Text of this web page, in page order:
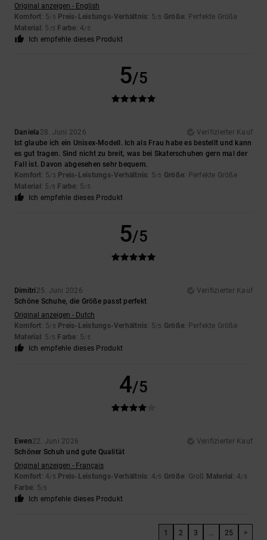
Original anzeigen - English
Komfort: 5/5 Preis-Leistungs-Verhältnis: 5/5 Größe: Perfekte Größe
Material : 5 /5 Farbe: 4/5
Ich empfehle dieses Produkt
5/5
Daniela 28. Juni 2026
Verifizierter Kauf
Ist glaube ich ein Unisex-Modell. Ich als Frau habe es bestellt und kann
es gut tragen. Sind nicht zu breit, was bei Skaterschuhen gern mal der
Fall ist. Davon abgesehen sehr bequem.
Komfort: 5/5 Preis-Leistungs-Verhältnis: 5/5 Größe: Perfekte Größe
Material : 5 /5 Farbe: 5/5
Ich empfehle dieses Produkt
5/5
Dimitri 25. Juni 2026
Verifizierter Kauf
Schöne Schuhe, die Größe passt perfekt
Original anzeigen - Dutch
Komfort: 5/5 Preis-Leistungs-Verhältnis: 5/5 Größe: Perfekte Größe
Material : 5 /5 Farbe: 5/5
Ich empfehle dieses Produkt
4/5
Ewen22. Juni 2026
Verifizierter Kauf
Schöner Schuh und gute Qualität
Original anzeigen - Français
Komfort: 4/5 Preis-Leistungs-Verhältnis: 4/5 Größe: Groß Material : 4/5
Farbe: 5/5
Ich empfehle dieses Produkt
1 2 3 ... 25 >